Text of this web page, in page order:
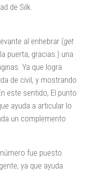
de Silk.
al enhebrar (get
puerta, gracias.) una
Ya que logra
de civil, y mostrando
este sentido, El punto
ayuda a articular lo
un complemento
fue puesto
ya que ayuda